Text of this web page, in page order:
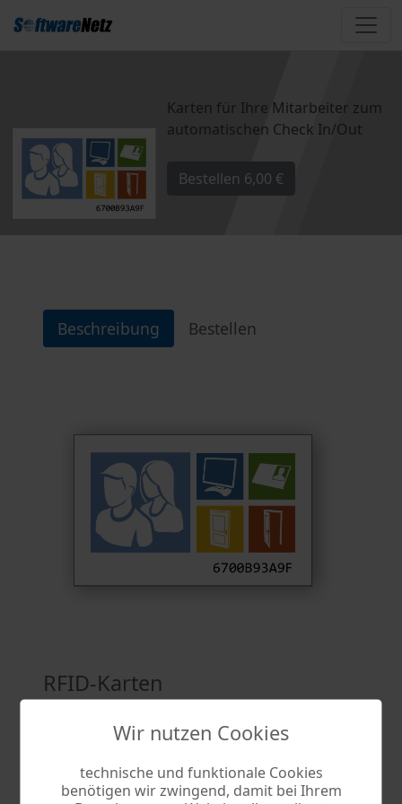
Wir nutzen Cookies
technische und funktionale Cookies
benötigen wir zwingend, damit bei Ihrem
Karten für Ihre Mitarbeiter zum
automatischen Check In/Out
Bestellen 6,00 €
Beschreibung Bestellen
RFID-Karten
RFID-Karten zur automatischen Erfassung
Um die Erfassung der Arbeitszeiten mit